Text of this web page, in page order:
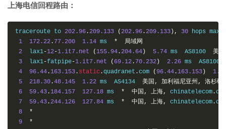
上海电信回程路由：
traceroute to 202.96 .209.133 (202.96 .209.133), 30 hops max
1
172.22 . 77.200 1.14 ms *
局域网
2
  lax1
-12-1.it7.net ( 155.94 .204.64) 5.74 ms  AS8100 美
3
  lax1
-fatpipe-1.it7.net ( 69.12 . 70.232) 2.26 ms
4
96.44 . 163.153 . static .quadranet .com (96.44 . 163.153)
5
218.30 .48.145 1.22 ms  AS4134 美国, 加利福尼亚州,
洛杉矶,
6
59.43 . 184.157 127.18 ms * 中国, 上海, chinatelecom .com
7
59.43 .244.126 127.84 ms * 中国, 上海, chinatelecom .com
8
*
9
*